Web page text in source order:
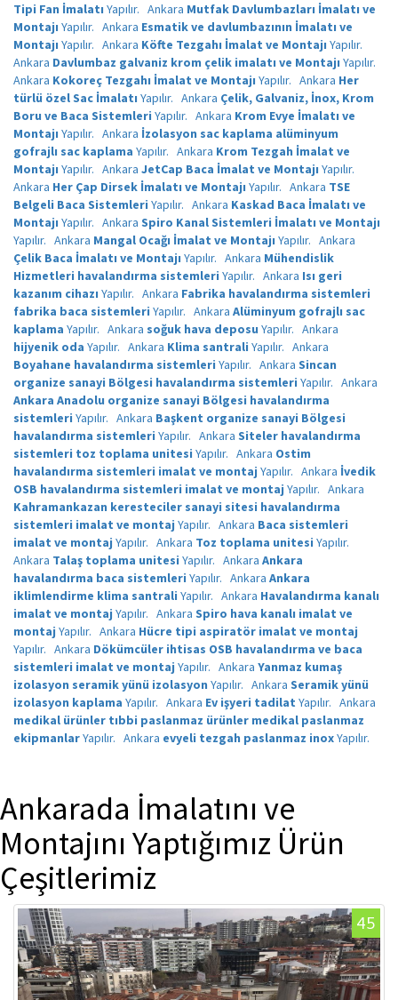
Tipi Fan İmalatı Yapılır. Ankara Mutfak Davlumbazları İmalatı ve
Montajı Yapılır. Ankara Esmatik ve davlumbazının İmalatı ve
Montajı Yapılır. Ankara Köfte Tezgahı İmalat ve Montajı Yapılır.
Ankara Davlumbaz galvaniz krom çelik imalatı ve Montajı Yapılır.
Ankara Kokoreç Tezgahı İmalat ve Montajı Yapılır. Ankara Her
türlü özel Sac İmalatı Yapılır. Ankara Çelik, Galvaniz, İnox, Krom
Boru ve Baca Sistemleri Yapılır. Ankara Krom Evye İmalatı ve
Montajı Yapılır. Ankara İzolasyon sac kaplama alüminyum
gofrajlı sac kaplama Yapılır. Ankara Krom Tezgah İmalat ve
Montajı Yapılır. Ankara JetCap Baca İmalat ve Montajı Yapılır.
Ankara Her Çap Dirsek İmalatı ve Montajı Yapılır. Ankara TSE
Belgeli Baca Sistemleri Yapılır. Ankara Kaskad Baca İmalatı ve
Montajı Yapılır. Ankara Spiro Kanal Sistemleri İmalatı ve Montajı
Yapılır. Ankara Mangal Ocağı İmalat ve Montajı Yapılır. Ankara
Çelik Baca İmalatı ve Montajı Yapılır. Ankara Mühendislik
Hizmetleri havalandırma sistemleri Yapılır. Ankara Isı geri
kazanım cihazı Yapılır. Ankara Fabrika havalandırma sistemleri
fabrika baca sistemleri Yapılır. Ankara Alüminyum gofrajlı sac
kaplama Yapılır. Ankara soğuk hava deposu Yapılır. Ankara
hijyenik oda Yapılır. Ankara Klima santrali Yapılır. Ankara
Boyahane havalandırma sistemleri Yapılır. Ankara Sincan
organize sanayi Bölgesi havalandırma sistemleri Yapılır. Ankara
Ankara Anadolu organize sanayi Bölgesi havalandırma
sistemleri Yapılır. Ankara Başkent organize sanayi Bölgesi
havalandırma sistemleri Yapılır. Ankara Siteler havalandırma
sistemleri toz toplama unitesi Yapılır. Ankara Ostim
havalandırma sistemleri imalat ve montaj Yapılır. Ankara İvedik
OSB havalandırma sistemleri imalat ve montaj Yapılır. Ankara
Kahramankazan keresteciler sanayi sitesi havalandırma
sistemleri imalat ve montaj Yapılır. Ankara Baca sistemleri
imalat ve montaj Yapılır. Ankara Toz toplama unitesi Yapılır.
Ankara Talaş toplama unitesi Yapılır. Ankara Ankara
havalandırma baca sistemleri Yapılır. Ankara Ankara
iklimlendirme klima santrali Yapılır. Ankara Havalandırma kanalı
imalat ve montaj Yapılır. Ankara Spiro hava kanalı imalat ve
montaj Yapılır. Ankara Hücre tipi aspiratör imalat ve montaj
Yapılır. Ankara Dökümcüler ihtisas OSB havalandırma ve baca
sistemleri imalat ve montaj Yapılır. Ankara Yanmaz kumaş
izolasyon seramik yünü izolasyon Yapılır. Ankara Seramik yünü
izolasyon kaplama Yapılır. Ankara Ev işyeri tadilat Yapılır. Ankara
medikal ürünler tıbbi paslanmaz ürünler medikal paslanmaz
ekipmanlarYapılır. Ankara evyeli tezgah paslanmaz inoxYapılır.
Ankarada İmalatını ve
Montajını Yaptığımız Ürün
Çeşitlerimiz
45